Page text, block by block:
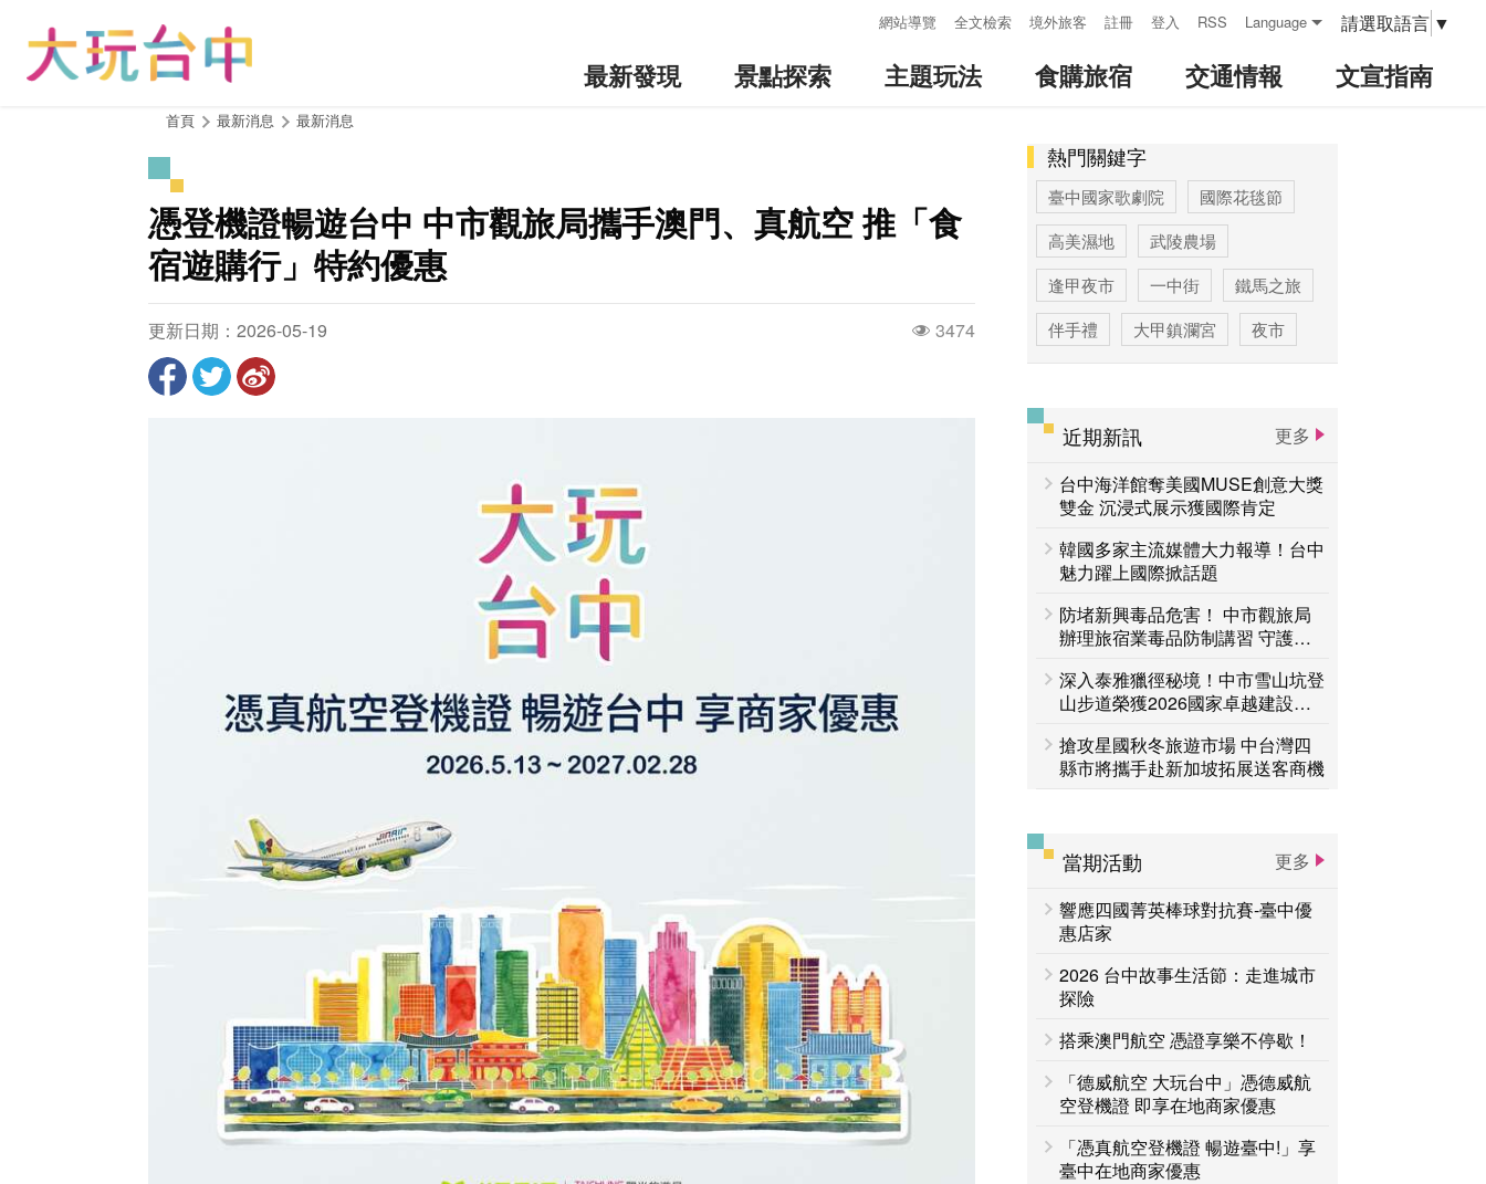
網站導覽 全文檢索 境外旅客 註冊 登入 RSS Language 請選取語言 ▼
最新發現 景點探索 主題玩法 食購旅宿 交通情報 文宣指南
首頁 最新消息 最新消息
憑登機證暢遊台中 中市觀旅局攜手澳門、真航空 推「食
宿遊購行」特約優惠
更新日期：2026-05-19 3474
熱門關鍵字
臺中國家歌劇院
國際花毯節
高美濕地
武陵農場
逢甲夜市
一中街
鐵馬之旅
伴手禮
大甲鎮瀾宮
夜市
台中活動
賞花專區
主題遊程
台中国家歌剧院
近期新訊
更多
台中海洋館奪美國MUSE創意大獎
雙金 沉浸式展示獲國際肯定
韓國多家主流媒體大力報導！台中
魅力躍上國際掀話題
防堵新興毒品危害！ 中市觀旅局
辦理旅宿業毒品防制講習 守護旅
深入泰雅獵徑秘境！中市雪山坑登
山步道榮獲2026國家卓越建設獎
搶攻星國秋冬旅遊市場 中台灣四
縣市將攜手赴新加坡拓展送客商機
當期活動
更多
響應四國菁英棒球對抗賽-臺中優
惠店家
2026 台中故事生活節：走進城市
探險
搭乘澳門航空 憑證享樂不停歇！
「德威航空 大玩台中」憑德威航
空登機證 即享在地商家優惠
「憑真航空登機證 暢遊臺中!」享
臺中在地商家優惠